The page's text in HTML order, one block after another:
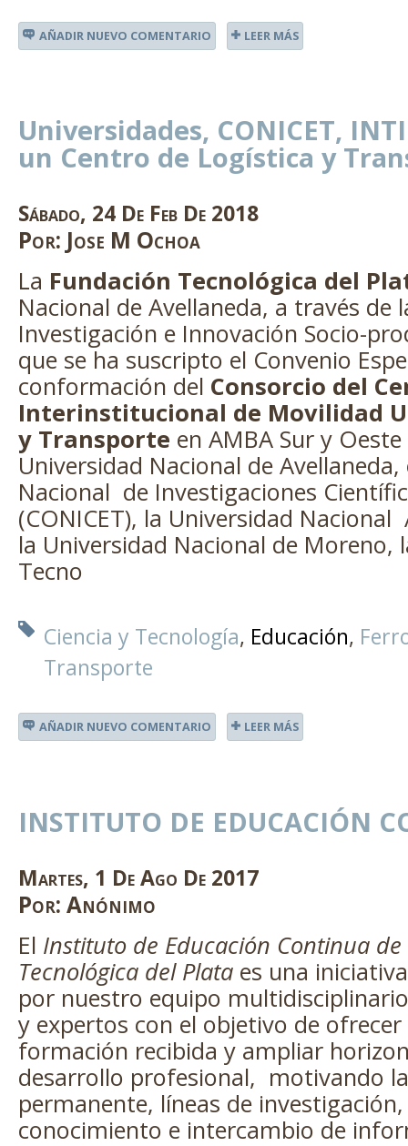
AÑADIR NUEVO COMENTARIO LEER MÁS
Universidades, CONICET,
un Centro de Logística y
Sábado, 24 De Feb De 2018
Por: Jose M Ochoa
La Fundación Tecnológica del
Nacional de Avellaneda, a través de
Investigación e Innovación Socio-
que se ha suscripto el Convenio
conformación del Consorcio del
Interinstitucional de Movilidad
y Transporte en AMBA Sur y
Universidad Nacional de Avellaneda,
Nacional de Investigaciones
(CONICET), la Universidad
la Universidad Nacional de Moreno,
Tecno
Ciencia y Tecnología Educación
Transporte
AÑADIR NUEVO COMENTARIO LEER MÁS
INSTITUTO DE EDUCACIÓN
Martes, 1 DeAgo De 2017
Por: Anónimo
El Instituto de Educación Continua
Tecnológica del Plata es una
por nuestro equipo
y expertos con el objetivo de
formación recibida y ampliar
desarrollo profesional, motivando
permanente, líneas de
conocimiento e intercambio de